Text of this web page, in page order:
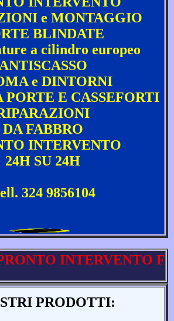
e MONTAGGIO
BLINDATE
a cilindro europeo
ANTISCASSO
e DINTORNI
PORTE E CASSEFORTI
DA FABBRO
INTERVENTO
24H SU 24H
324 9856104
INTERVENTO
PRODOTTI: